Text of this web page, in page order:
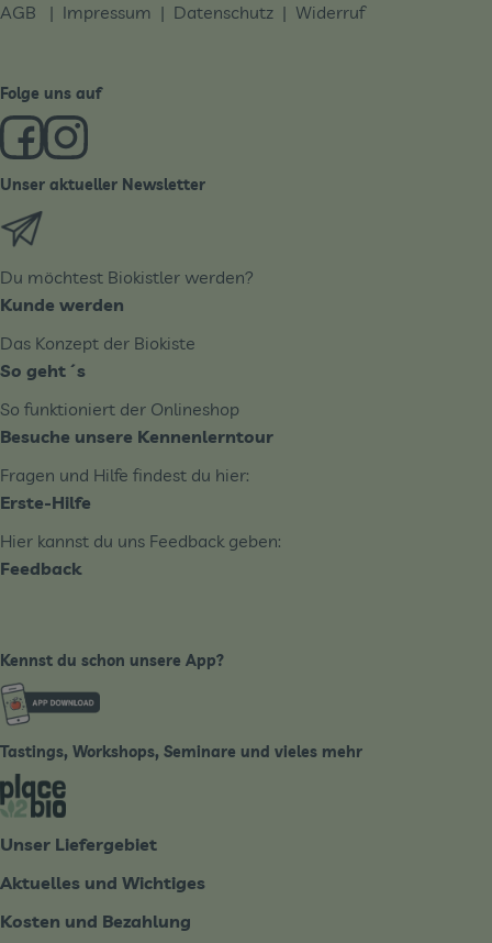
AGB | Impressum | Datenschutz | Widerruf
Folge uns auf
Externer Link zu https://www.facebook.com/derBiobote/
Externer Link zu https://www.instagram.com/
Unser aktueller Newsletter
Du möchtest Biokistler werden?
Kunde werden
Das Konzept der Biokiste
So geht´s
So funktioniert der Onlineshop
Besuche unsere Kennenlerntour
Fragen und Hilfe findest du hier:
Erste-Hilfe
Hier kannst du uns Feedback geben:
Feedback
Kennst du schon unsere App?
Externer Link zu https://www.biobote-
Tastings, Workshops, Seminare und vieles mehr
Externer Link zu https://place2bio.de/
Unser Liefergebiet
Aktuelles und Wichtiges
Kosten und Bezahlung